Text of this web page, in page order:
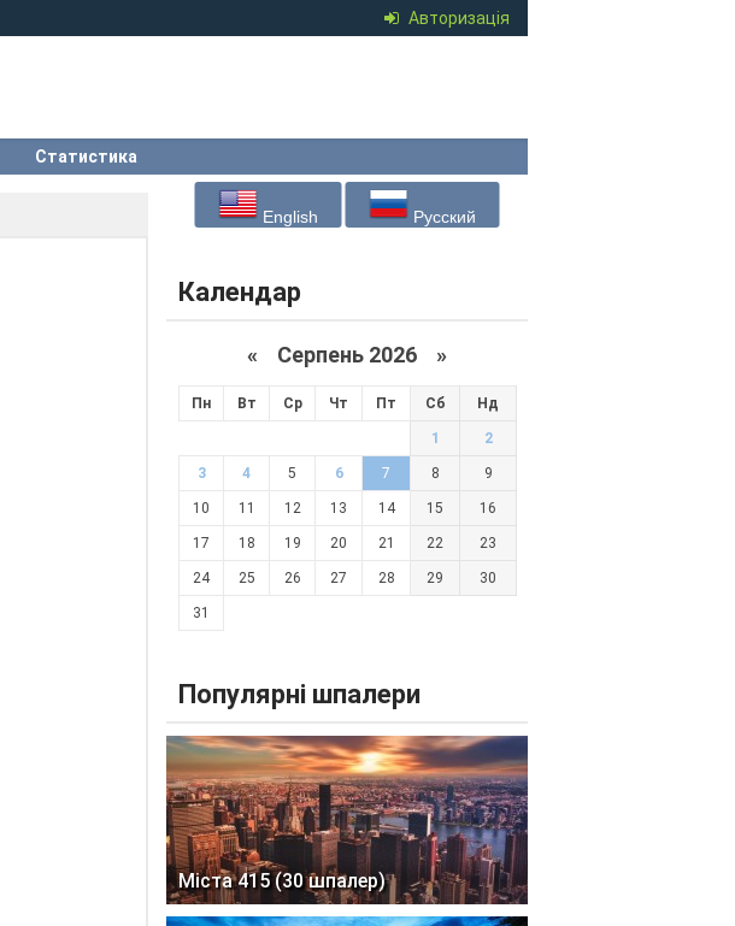
Авторизація
Статистика
English Русский
Календар
« Серпень 2026 »
Пн Вт Ср Чт Пт Сб Нд
1 2
3 4 5 6 7 8 9
10 11 12 13 14 15 16
17 18 19 20 21 22 23
24 25 26 27 28 29 30
31
Популярні шпалери
Міста 415 (30 шпалер)